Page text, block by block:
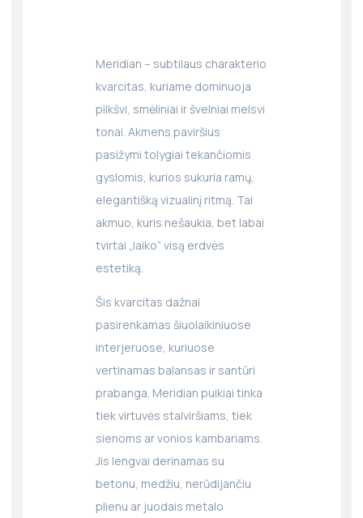
Meridian – subtilaus charakterio
kvarcitas, kuriame dominuoja
pilkšvi, smėliniai ir švelniai melsvi
tonai. Akmens paviršius
pasižymi tolygiai tekančiomis
gyslomis, kurios sukuria ramų,
elegantišką vizualinį ritmą. Tai
akmuo, kuris nešaukia, bet labai
tvirtai „laiko“ visą erdvės
estetiką.
Šis kvarcitas dažnai
pasirenkamas šiuolaikiniuose
interjeruose, kuriuose
vertinamas balansas ir santūri
prabanga. Meridian puikiai tinka
tiek virtuvės stalviršiams, tiek
sienoms ar vonios kambariams.
Jis lengvai derinamas su
betonu, medžiu, nerūdijančiu
plienu ar juodais metalo